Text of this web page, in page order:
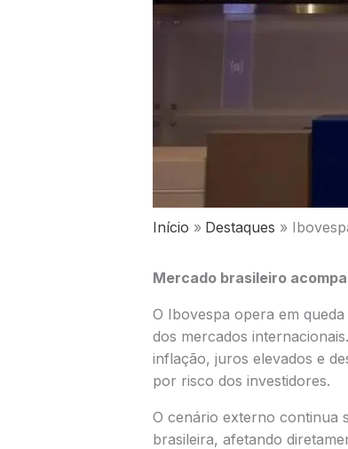
Início Destaques
Mercado brasileiro
O Ibovespa opera em
dos mercados
inflação, juros elevados e
por risco dos investidores.
O cenário externo continua
brasileira, afetando